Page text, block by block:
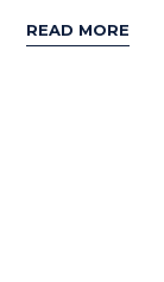
READ MORE